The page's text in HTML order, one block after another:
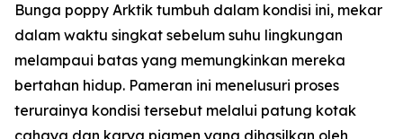
Bunga poppy Arktik tumbuh dalam kondisi ini, mekar
dalam waktu singkat sebelum suhu lingkungan
melampaui batas yang memungkinkan mereka
bertahan hidup. Pameran ini menelusuri proses
terurainya kondisi tersebut melalui patung kotak
cahaya dan karya pigmen yang dihasilkan oleh